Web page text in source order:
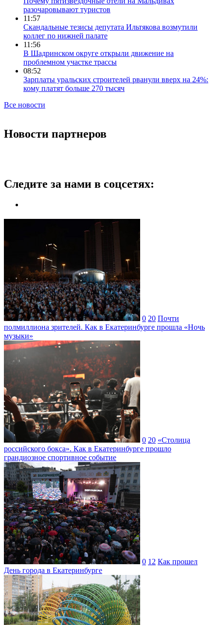
разочаровывают туристов
11:57
Скандальные тезисы депутата Ильтякова возмутили
коллег по нижней палате
11:56
В Шадринском округе открыли движение на
проблемном участке трассы
08:52
Зарплаты уральских строителей рванули вверх на 24%:
кому платят больше 270 тысяч
Все новости
Новости партнеров
Следите за нами в соцсетях:
0 20 Почти
полмиллиона зрителей. Как в Екатеринбурге прошла «Ночь
музыки»
0 20 «Столица
российского бокса». Как в Екатеринбурге прошло
грандиозное спортивное событие
0 12 Как прошел
День города в Екатеринбурге